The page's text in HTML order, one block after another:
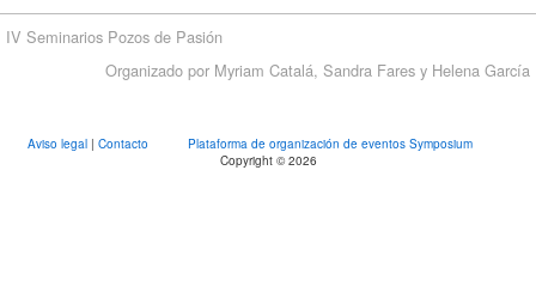
IV Seminarios Pozos de Pasión
Organizado por Myriam Catalá, Sandra Fares y Helena García
Aviso legal | Contacto
Plataforma de organización de eventos Symposium
Copyright © 2026